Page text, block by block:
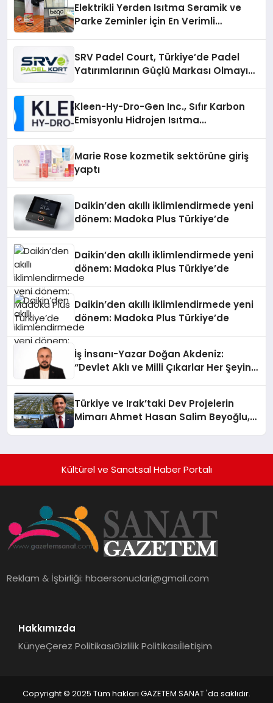
Elektrikli Yerden Isıtma Seramik ve
Parke Zeminler İçin En Verimli
SRV Padel Court, Türkiye’de Padel
Yatırımlarının Güçlü Markası Olmayı
Kleen-Hy-Dro-Gen Inc., Sıfır Karbon
Emisyonlu Hidrojen Isıtma
Marie Rose kozmetik sektörüne giriş
yaptı
Daikin’den akıllı iklimlendirmede yeni
dönem: Madoka Plus Türkiye’de
Daikin’den akıllı iklimlendirmede yeni
dönem: Madoka Plus Türkiye’de
Daikin’den akıllı iklimlendirmede yeni
dönem: Madoka Plus Türkiye’de
İş İnsanı-Yazar Doğan Akdeniz:
“Devlet Aklı ve Milli Çıkarlar Her Şeyin
Türkiye ve Irak’taki Dev Projelerin
Mimarı Ahmet Hasan Salim Beyoğlu,
Hayata Geçirecek
Kültürel ve Sanatsal Haber Portalı
Reklam & İşbirliği:hbaersonuclari@gmail.com
Hakkımızda
KünyeÇerez PolitikasıGizlilik Politikasıİletişim
Copyright © 2025 Tüm hakları GAZETEM SANAT 'da saklıdır.